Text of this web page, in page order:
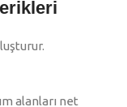
alanları net